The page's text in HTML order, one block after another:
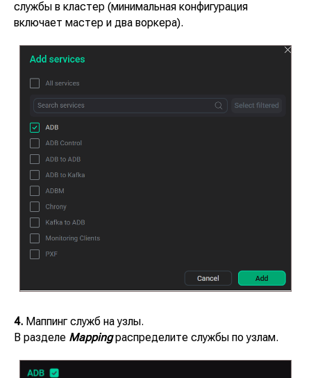
службы в кластер (минимальная конфигурация
включает мастер и два воркера).
4. Маппинг служб на узлы.
В разделе Mappingраспределите службы по узлам.